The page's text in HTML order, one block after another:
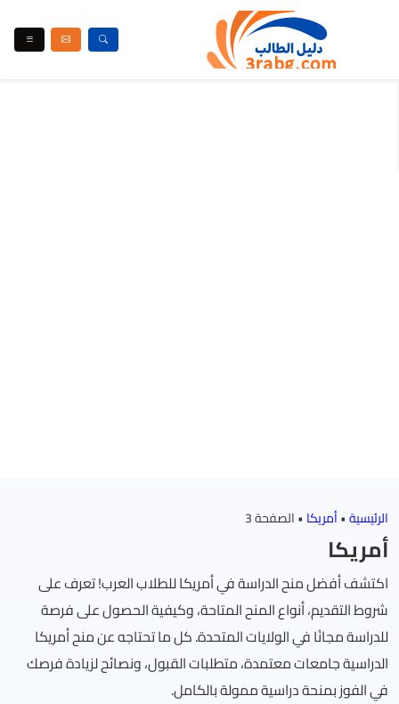
الرئيسية•أمريكا •الصفحة 3
أمريكا
اكتشف أفضل منح الدراسة في أمريكا للطلاب العرب! تعرف على
شروط التقديم، أنواع المنح المتاحة، وكيفية الحصول على فرصة
للدراسة مجانًا في الولايات المتحدة. كل ما تحتاجه عن منح أمريكا
الدراسية جامعات معتمدة، متطلبات القبول، ونصائح لزيادة فرصك
في الفوز بمنحة دراسية ممولة بالكامل.